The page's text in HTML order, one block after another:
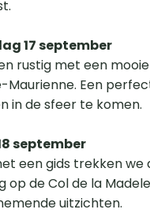
17 september
rustig met een
Maurienne. Een
in de sfeer te komen.
september
een gids trekken
op de Col de la
uitzichten.